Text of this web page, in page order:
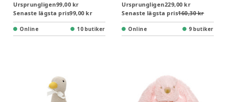
Ursprungligen99,00 kr
Senaste lägsta pris99,00 kr
Online 10 butiker
Ursprungligen229,00 kr
Senaste lägsta pris160,30 kr
Online 9 butiker